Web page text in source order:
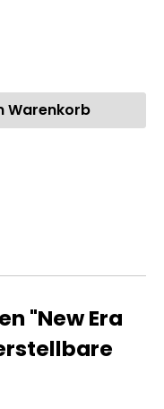
Warenkorb
"New Era